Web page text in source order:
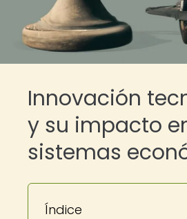
Innovación
y su impacto
sistemas
Índice